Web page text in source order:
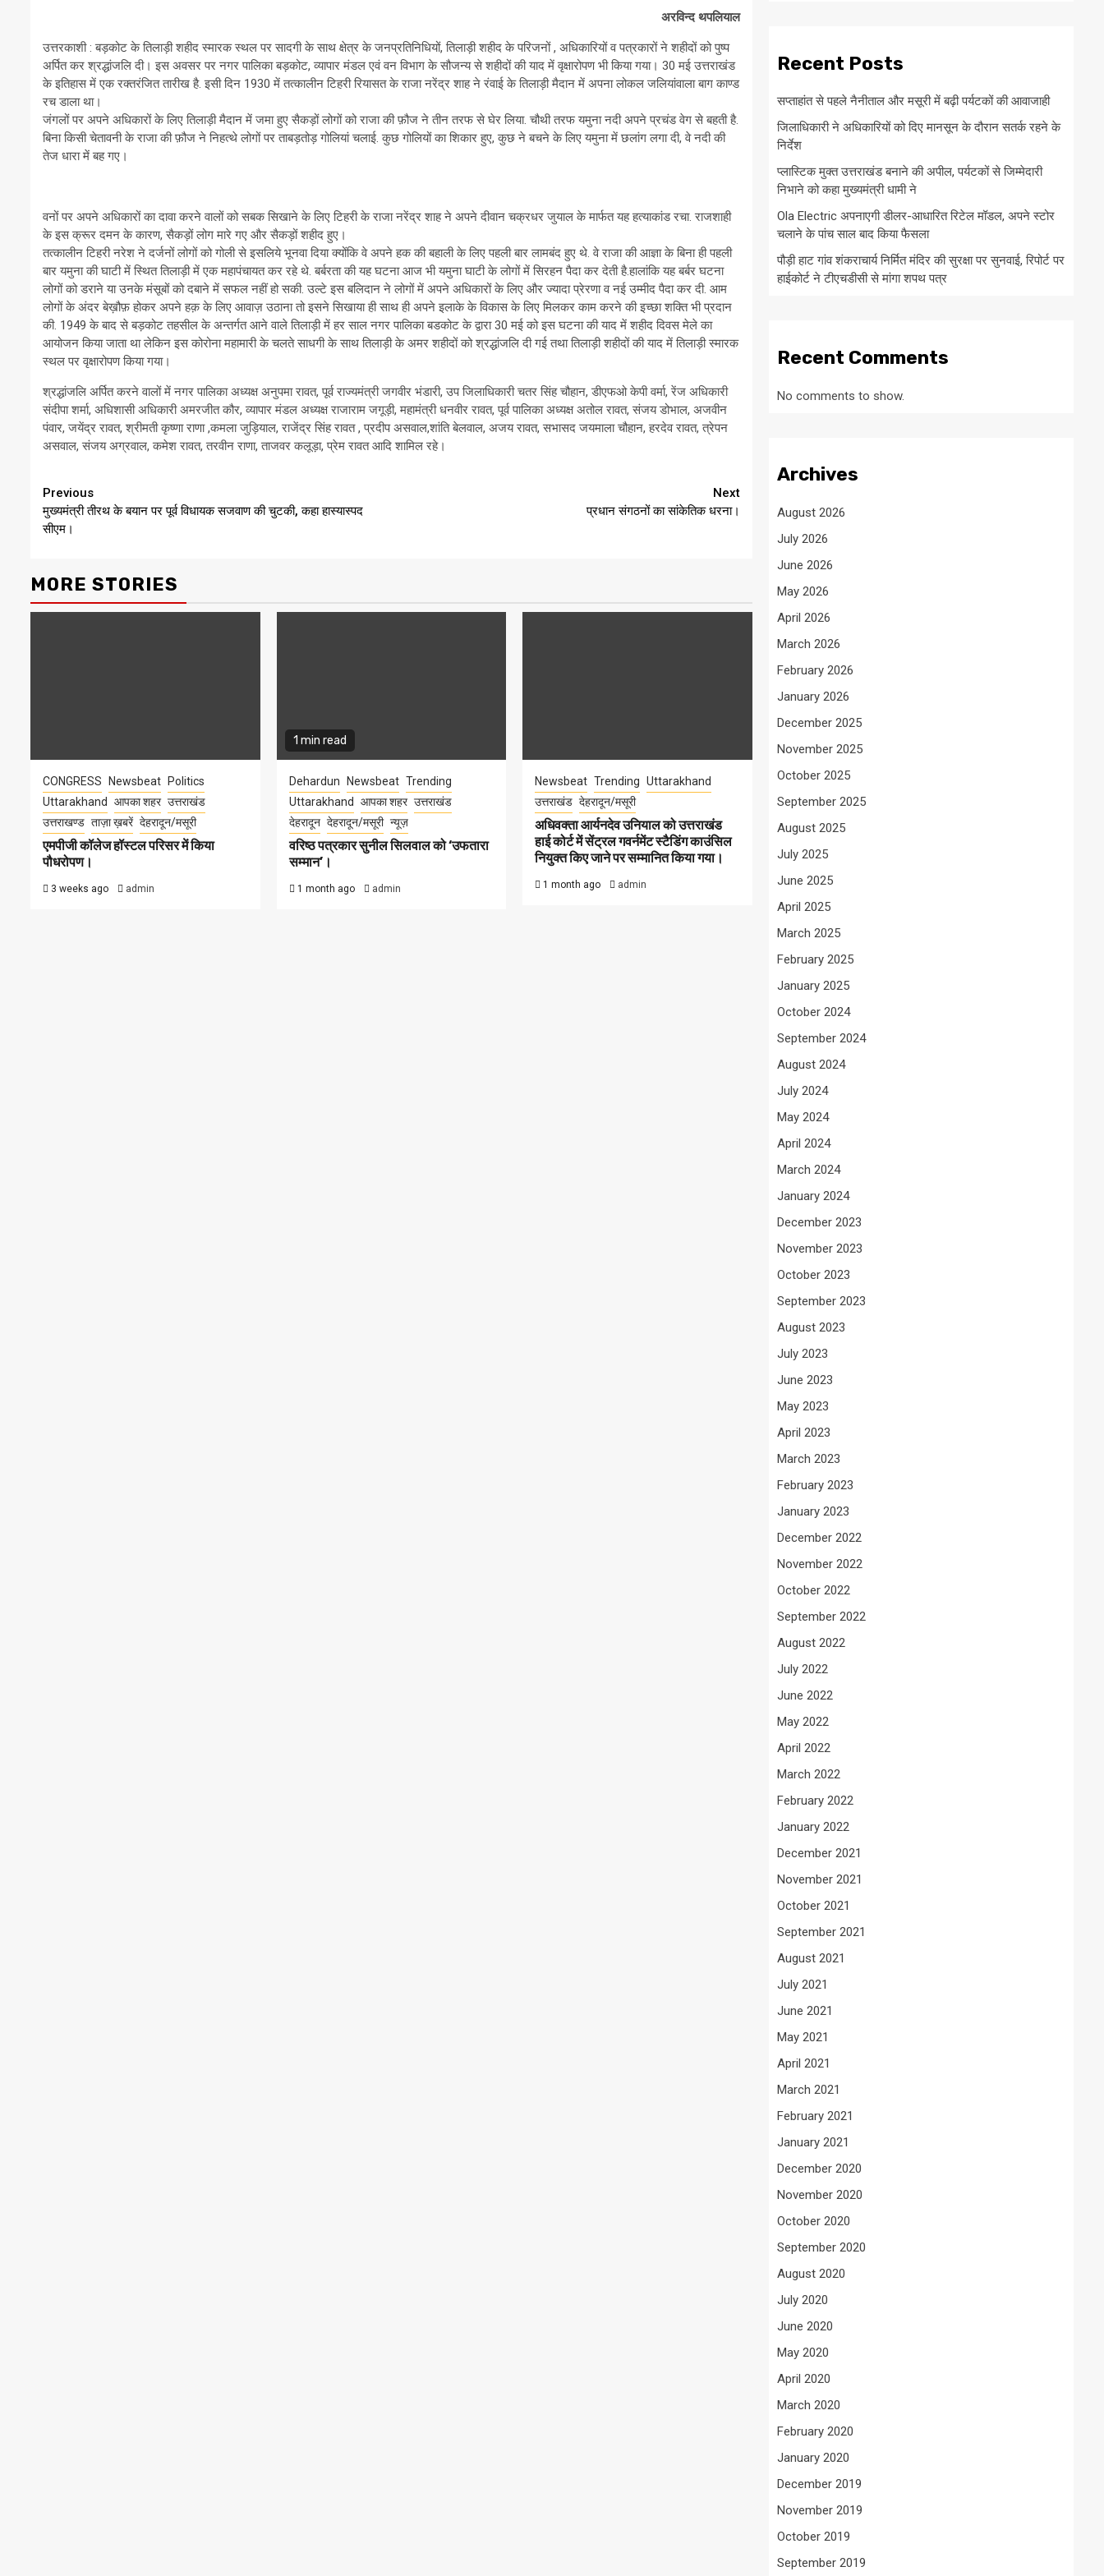
अरविन्द थपलियाल
उत्तरकाशी : बड़कोट के तिलाड़ी शहीद स्मारक स्थल पर सादगी के साथ क्षेत्र के जनप्रतिनिधियों, तिलाड़ी शहीद के परिजनों , अधिकारियों व पत्रकारों ने शहीदों को पुष्प
अर्पित कर श्रद्धांजलि दी। इस अवसर पर नगर पालिका बड़कोट, व्यापार मंडल एवं वन विभाग के सौजन्य से शहीदों की याद में वृक्षारोपण भी किया गया। 30 मई उत्तराखंड
के इतिहास में एक रक्तरंजित तारीख है. इसी दिन 1930 में तत्कालीन टिहरी रियासत के राजा नरेंद्र शाह ने रंवाई के तिलाड़ी मैदान में अपना लोकल जलियांवाला बाग काण्ड
रच डाला था।
जंगलों पर अपने अधिकारों के लिए तिलाड़ी मैदान में जमा हुए सैकड़ों लोगों को राजा की फ़ौज ने तीन तरफ से घेर लिया. चौथी तरफ यमुना नदी अपने प्रचंड वेग से बहती है.
बिना किसी चेतावनी के राजा की फ़ौज ने निहत्थे लोगों पर ताबड़तोड़ गोलियां चलाई. कुछ गोलियों का शिकार हुए, कुछ ने बचने के लिए यमुना में छलांग लगा दी, वे नदी की
तेज धारा में बह गए।
वनों पर अपने अधिकारों का दावा करने वालों को सबक सिखाने के लिए टिहरी के राजा नरेंद्र शाह ने अपने दीवान चक्रधर जुयाल के मार्फत यह हत्याकांड रचा. राजशाही
के इस क्रूर दमन के कारण, सैकड़ों लोग मारे गए और सैकड़ों शहीद हुए।
तत्कालीन टिहरी नरेश ने दर्जनों लोगों को गोली से इसलिये भूनवा दिया क्योंकि वे अपने हक की बहाली के लिए पहली बार लामबंद हुए थे. वे राजा की आज्ञा के बिना ही पहली
बार यमुना की घाटी में स्थित तिलाड़ी में एक महापंचायत कर रहे थे. बर्बरता की यह घटना आज भी यमुना घाटी के लोगों में सिरहन पैदा कर देती है.हालांकि यह बर्बर घटना
लोगों को डराने या उनके मंसूबों को दबाने में सफल नहीं हो सकी. उल्टे इस बलिदान ने लोगों में अपने अधिकारों के लिए और ज्यादा प्रेरणा व नई उम्मीद पैदा कर दी. आम
लोगों के अंदर बेख़ौफ़ होकर अपने हक़ के लिए आवाज़ उठाना तो इसने सिखाया ही साथ ही अपने इलाके के विकास के लिए मिलकर काम करने की इच्छा शक्ति भी प्रदान
की. 1949 के बाद से बड़कोट तहसील के अन्तर्गत आने वाले तिलाड़ी में हर साल नगर पालिका बडकोट के द्वारा 30 मई को इस घटना की याद में शहीद दिवस मेले का
आयोजन किया जाता था लेकिन इस कोरोना महामारी के चलते साधगी के साथ तिलाड़ी के अमर शहीदों को श्रद्धांजलि दी गई तथा तिलाड़ी शहीदों की याद में तिलाड़ी स्मारक
स्थल पर वृक्षारोपण किया गया।
श्रद्धांजलि अर्पित करने वालों में नगर पालिका अध्यक्ष अनुपमा रावत, पूर्व राज्यमंत्री जगवीर भंडारी, उप जिलाधिकारी चतर सिंह चौहान, डीएफओ केपी वर्मा, रेंज अधिकारी
संदीपा शर्मा, अधिशासी अधिकारी अमरजीत कौर, व्यापार मंडल अध्यक्ष राजाराम जगूड़ी, महामंत्री धनवीर रावत, पूर्व पालिका अध्यक्ष अतोल रावत, संजय डोभाल, अजवीन
पंवार, जयेंद्र रावत, श्रीमती कृष्णा राणा ,कमला जुड़ियाल, राजेंद्र सिंह रावत , प्रदीप असवाल,शांति बेलवाल, अजय रावत, सभासद जयमाला चौहान, हरदेव रावत, त्रेपन
असवाल, संजय अग्रवाल, कमेश रावत, तरवीन राणा, ताजवर कलूड़ा, प्रेम रावत आदि शामिल रहे।
Continue
Reading
Previous
मुख्यमंत्री तीरथ के बयान पर पूर्व विधायक सजवाण की चुटकी, कहा हास्यास्पद
सीएम।
Next
प्रधान संगठनों का सांकेतिक धरना।
MORE STORIES
CONGRESS Newsbeat
Politics
Uttarakhand
आपका शहर उत्तराखंड
उत्तराखण्ड ताज़ा ख़बरें देहरादून/मसूरी
एमपीजी कॉलेज हॉस्टल परिसर में किया
पौधरोपण।
3 weeks ago admin
1 min read
Dehardun Newsbeat Trending
Uttarakhand
आपका शहर उत्तराखंड
देहरादून देहरादून/मसूरी न्यूज़
वरिष्ठ पत्रकार सुनील सिलवाल को ‘उफतारा
सम्मान’।
1 month ago admin
Newsbeat Trending Uttarakhand
उत्तराखंड देहरादून/मसूरी
अधिवक्ता आर्यनदेव उनियाल को उत्तराखंड
हाई कोर्ट में सेंट्रल गवर्नमेंट स्टैडिंग काउंसिल
नियुक्त किए जाने पर सम्मानित किया गया।
1 month ago admin
Recent Posts
सप्ताहांत से पहले नैनीताल और मसूरी में बढ़ी पर्यटकों की आवाजाही
जिलाधिकारी ने अधिकारियों को दिए मानसून के दौरान सतर्क रहने के
निर्देश
प्लास्टिक मुक्त उत्तराखंड बनाने की अपील, पर्यटकों से जिम्मेदारी
निभाने को कहा मुख्यमंत्री धामी ने
Ola Electric अपनाएगी डीलर-आधारित रिटेल मॉडल, अपने स्टोर
चलाने के पांच साल बाद किया फैसला
पौड़ी हाट गांव शंकराचार्य निर्मित मंदिर की सुरक्षा पर सुनवाई, रिपोर्ट पर
हाईकोर्ट ने टीएचडीसी से मांगा शपथ पत्र
Recent Comments
No comments to show.
Archives
August 2026
July 2026
June 2026
May 2026
April 2026
March 2026
February 2026
January 2026
December 2025
November 2025
October 2025
September 2025
August 2025
July 2025
June 2025
April 2025
March 2025
February 2025
January 2025
October 2024
September 2024
August 2024
July 2024
May 2024
April 2024
March 2024
January 2024
December 2023
November 2023
October 2023
September 2023
August 2023
July 2023
June 2023
May 2023
April 2023
March 2023
February 2023
January 2023
December 2022
November 2022
October 2022
September 2022
August 2022
July 2022
June 2022
May 2022
April 2022
March 2022
February 2022
January 2022
December 2021
November 2021
October 2021
September 2021
August 2021
July 2021
June 2021
May 2021
April 2021
March 2021
February 2021
January 2021
December 2020
November 2020
October 2020
September 2020
August 2020
July 2020
June 2020
May 2020
April 2020
March 2020
February 2020
January 2020
December 2019
November 2019
October 2019
September 2019